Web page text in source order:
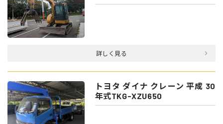
詳しく見る
トヨタ ダイナ クレーン 平成 30
年式TKG-XZU650